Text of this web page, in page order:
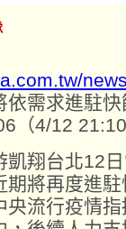
依需求進駐
（4/12
凱翔台北12
期將再度進
央流行疫情